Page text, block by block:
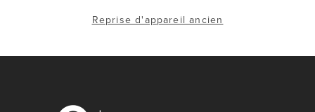
Reprise d'appareil ancien